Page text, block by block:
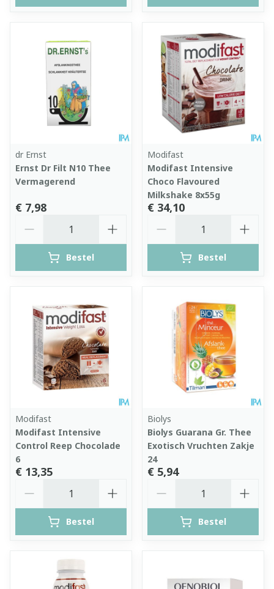
dr Ernst
Ernst Dr Filt N10 Thee
Vermagerend
€ 7,98
Bestel
Modifast
Modifast Intensive
Choco Flavoured
Milkshake 8x55g
€ 34,10
Bestel
Modifast
Modifast Intensive
Control Reep Chocolade
6
€ 13,35
Bestel
Biolys
Biolys Guarana Gr. Thee
Exotisch Vruchten Zakje
24
€ 5,94
Bestel